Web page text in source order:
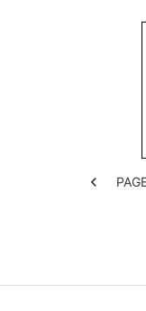
chevron_left